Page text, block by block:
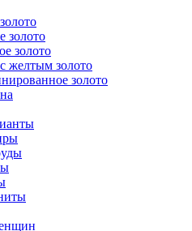
золото
золото
желтым золото
золото